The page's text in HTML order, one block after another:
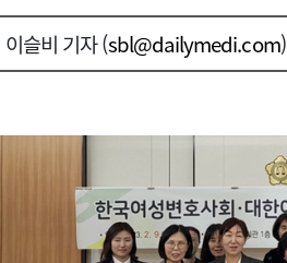
이슬비 기자 (sbl@dailymedi.com)